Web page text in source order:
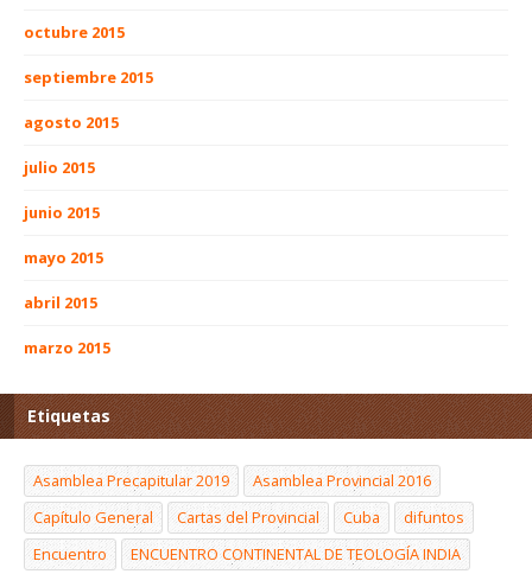
octubre 2015
septiembre 2015
agosto 2015
julio 2015
junio 2015
mayo 2015
abril 2015
marzo 2015
Etiquetas
Asamblea Precapitular 2019
Asamblea Provincial 2016
Capítulo General
Cartas del Provincial Cuba
difuntos
Encuentro
ENCUENTRO CONTINENTAL DE TEOLOGÍA INDIA